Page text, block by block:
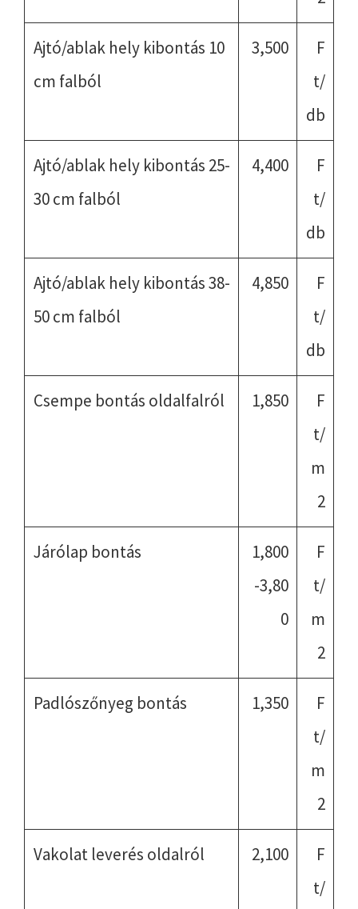
Ajtó/ablak hely kibontás 10
cm falból
3,500
F
t/
db
Ajtó/ablak hely kibontás 25-
30 cm falból
4,400
F
t/
db
Ajtó/ablak hely kibontás 38-
50 cm falból
4,850
F
t/
db
Csempe bontás oldalfalról 1,850
F
t/
m
2
Járólap bontás
1,800
-3,80
0
F
t/
m
2
Padlószőnyeg bontás 1,350
F
t/
m
2
Vakolat leverés oldalról 2,100
F
t/